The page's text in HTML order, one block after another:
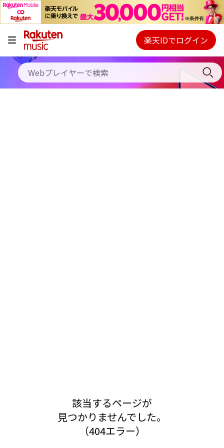
キャンペーン
料金プラン
使い方
Webプレイヤー
ご契約内容の確認・変更
楽天IDでログイン
該当するページが
見つかりませんでした。
（404エラー）